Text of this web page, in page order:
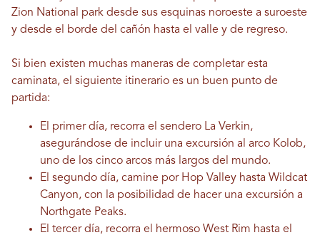
Zion National park desde sus esquinas noroeste a suroeste
y desde el borde del cañón hasta el valle y de regreso.
Si bien existen muchas maneras de completar esta
caminata, el siguiente itinerario es un buen punto de
partida:
El primer día, recorra el sendero La Verkin,
asegurándose de incluir una excursión al arco Kolob,
uno de los cinco arcos más largos del mundo.
El segundo día, camine por Hop Valley hasta Wildcat
Canyon, con la posibilidad de hacer una excursión a
Northgate Peaks.
El tercer día, recorra el hermoso West Rim hasta el